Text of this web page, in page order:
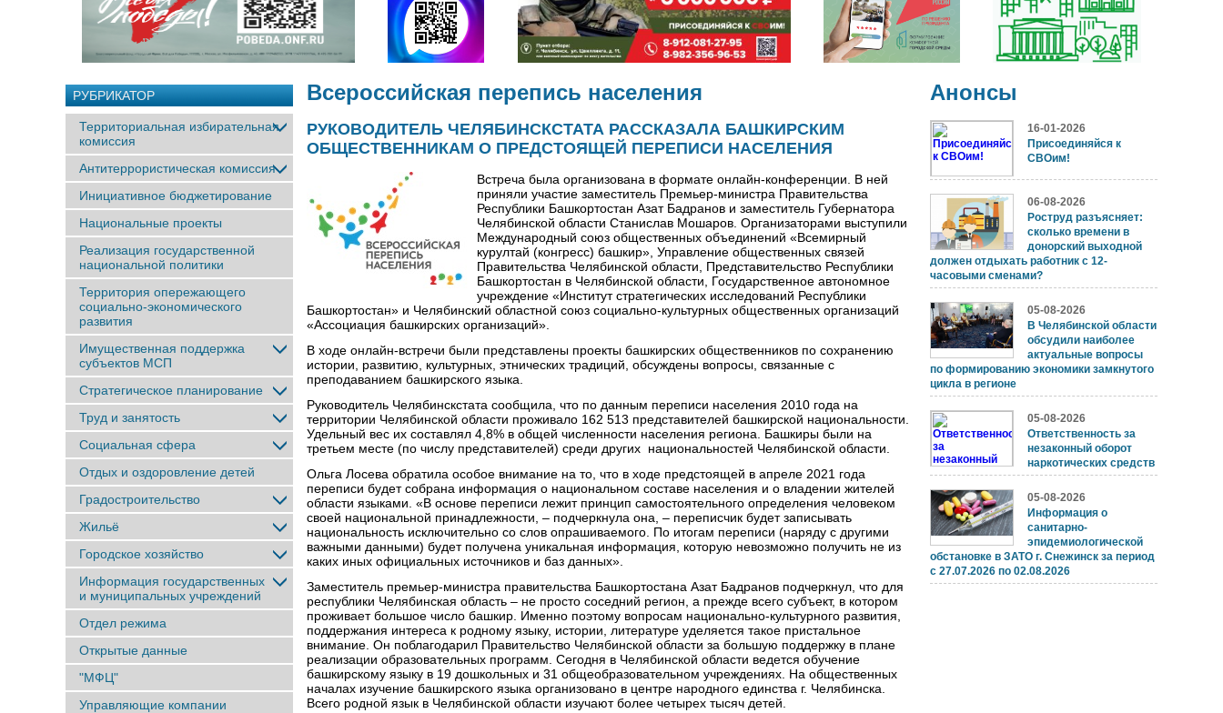
РУБРИКАТОР
Территориальная избирательная
комиссия
Антитеррористическая комиссия
Инициативное бюджетирование
Национальные проекты
Реализация государственной
национальной политики
Территория опережающего
социально-экономического
развития
Имущественная поддержка
субъектов МСП
Стратегическое планирование
Труд и занятость
Социальная сфера
Отдых и оздоровление детей
Градостроительство
Жильё
Городское хозяйство
Информация государственных
и муниципальных учреждений
Отдел режима
Открытые данные
"МФЦ"
Управляющие компании
Всероссийская перепись населения
РУКОВОДИТЕЛЬ ЧЕЛЯБИНСКСТАТА РАССКАЗАЛА БАШКИРСКИМ
ОБЩЕСТВЕННИКАМ О ПРЕДСТОЯЩЕЙ ПЕРЕПИСИ НАСЕЛЕНИЯ
Встреча была организована в формате онлайн-конференции. В ней
приняли участие заместитель Премьер-министра Правительства
Республики Башкортостан Азат Бадранов и заместитель Губернатора
Челябинской области Станислав Мошаров. Организаторами выступили
Международный союз общественных объединений «Всемирный
курултай (конгресс) башкир», Управление общественных связей
Правительства Челябинской области, Представительство Республики
Башкортостан в Челябинской области, Государственное автономное
учреждение «Институт стратегических исследований Республики
Башкортостан» и Челябинский областной союз социально-культурных общественных организаций
«Ассоциация башкирских организаций».
В ходе онлайн-встречи были представлены проекты башкирских общественников по сохранению
истории, развитию, культурных, этнических традиций, обсуждены вопросы, связанные с
преподаванием башкирского языка.
Руководитель Челябинскстата сообщила, что по данным переписи населения 2010 года на
территории Челябинской области проживало 162 513 представителей башкирской национальности.
Удельный вес их составлял 4,8% в общей численности населения региона. Башкиры были на
третьем месте (по числу представителей) среди других национальностей Челябинской области.
Ольга Лосева обратила особое внимание на то, что в ходе предстоящей в апреле 2021 года
переписи будет собрана информация о национальном составе населения и о владении жителей
области языками. «В основе переписи лежит принцип самостоятельного определения человеком
своей национальной принадлежности, – подчеркнула она, – переписчик будет записывать
национальность исключительно со слов опрашиваемого. По итогам переписи (наряду с другими
важными данными) будет получена уникальная информация, которую невозможно получить не из
каких иных официальных источников и баз данных».
Заместитель премьер-министра правительства Башкортостана Азат Бадранов подчеркнул, что для
республики Челябинская область – не просто соседний регион, а прежде всего субъект, в котором
проживает большое число башкир. Именно поэтому вопросам национально-культурного развития,
поддержания интереса к родному языку, истории, литературе уделяется такое пристальное
внимание. Он поблагодарил Правительство Челябинской области за большую поддержку в плане
реализации образовательных программ. Сегодня в Челябинской области ведется обучение
башкирскому языку в 19 дошкольных и 31 общеобразовательном учреждениях. На общественных
началах изучение башкирского языка организовано в центре народного единства г. Челябинска.
Всего родной язык в Челябинской области изучают более четырех тысяч детей.
Анонсы
16-01-2026
Присоединяйся к
СВОим!
06-08-2026
Роструд разъясняет:
сколько времени в
донорский выходной
должен отдыхать работник с 12-
часовыми сменами?
05-08-2026
В Челябинской области
обсудили наиболее
актуальные вопросы
по формированию экономики замкнутого
цикла в регионе
05-08-2026
Ответственность за
незаконный оборот
наркотических средств
05-08-2026
Информация о
санитарно-
эпидемиологической
обстановке в ЗАТО г. Снежинск за период
с 27.07.2026 по 02.08.2026